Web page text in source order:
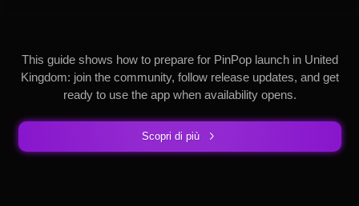
This guide shows how to prepare for PinPop launch in United
Kingdom: join the community, follow release updates, and get
ready to use the app when availability opens.
Scopri di più